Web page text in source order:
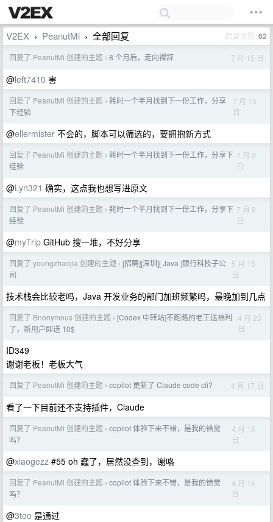
V2EX › PeanutMi › 全部回复 回复总数 62
回复了 PeanutMi 创建的主题 › 8 个月后，走向裸辞 7 月 15 日
@left7410 害
回复了 PeanutMi 创建的主题 › 耗时一个半月找到下一份工作，分享
下经验
7 月 15
日
@ellermister 不会的，脚本可以筛选的，要拥抱新方式
回复了 PeanutMi 创建的主题 › 耗时一个半月找到下一份工作，分享下
经验
7 月 9
日
@Lyn321 确实，这点我也想写进原文
回复了 PeanutMi 创建的主题 › 耗时一个半月找到下一份工作，分享下
经验
7 月 9
日
@myTrip GitHub 搜一堆，不好分享
回复了 youngzhaojia 创建的主题 › [招聘][深圳][ Java ]银行科技子公
司
5 月 15
日
技术栈会比较老吗，Java 开发业务的部门加班频繁吗，最晚加到几点
回复了 Bnonymous 创建的主题 › [Codex 中转站]不跑路的老王送福利
了，新用户即送 10$
4 月 23
日
ID349
谢谢老板！老板大气
回复了 PeanutMi 创建的主题 › copilot 更新了 Claude code cli? 4 月 17 日
看了一下目前还不支持插件，Claude
回复了 PeanutMi 创建的主题 › copilot 体验下来不错，是我的错觉
吗？
4 月 16
日
@xiaogezz #55 oh 蠢了，居然没查到，谢咯
回复了 PeanutMi 创建的主题 › copilot 体验下来不错，是我的错觉
吗？
4 月 16
日
@3too 是通过